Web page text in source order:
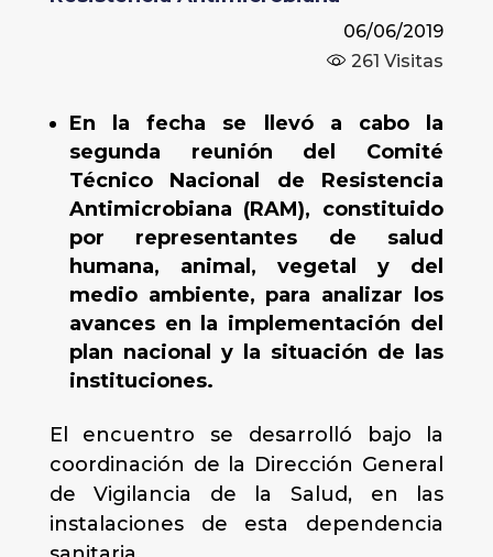
06/06/2019
261 Visitas
En la fecha se llevó a cabo la
segunda reunión del Comité
Técnico Nacional de Resistencia
Antimicrobiana (RAM), constituido
por representantes de salud
humana, animal, vegetal y del
medio ambiente, para analizar los
avances en la implementación del
plan nacional y la situación de las
instituciones.
El encuentro se desarrolló bajo la
coordinación de la Dirección General
de Vigilancia de la Salud, en las
instalaciones de esta dependencia